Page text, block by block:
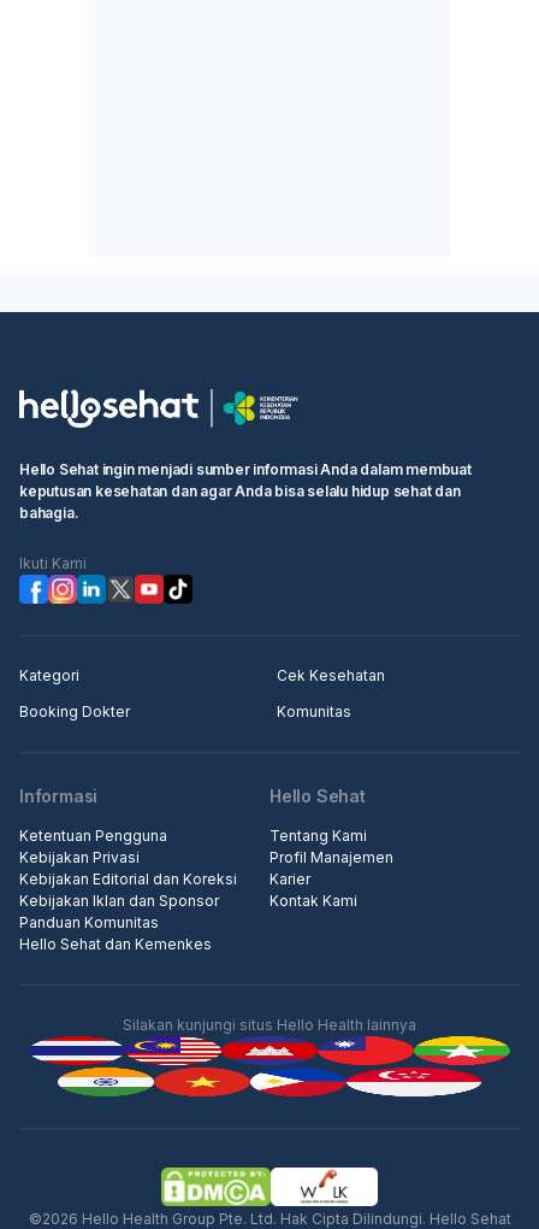
Iklan
Hello Sehat ingin menjadi sumber informasi Anda dalam membuat
keputusan kesehatan dan agar Anda bisa selalu hidup sehat dan
bahagia.
Ikuti Kami
Kategori
Cek Kesehatan
Booking Dokter
Komunitas
Informasi
Ketentuan Pengguna
Kebijakan Privasi
Kebijakan Editorial dan Koreksi
Kebijakan Iklan dan Sponsor
Panduan Komunitas
Hello Sehat dan Kemenkes
Hello Sehat
Tentang Kami
Profil Manajemen
Karier
Kontak Kami
Silakan kunjungi situs Hello Health lainnya
©2026 Hello Health Group Pte. Ltd. Hak Cipta Dilindungi. Hello Sehat